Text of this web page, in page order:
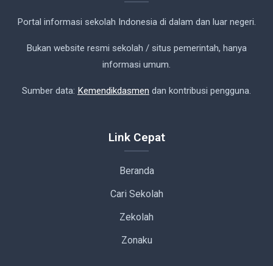
Portal informasi sekolah Indonesia di dalam dan luar negeri.
Bukan website resmi sekolah / situs pemerintah, hanya
informasi umum.
Sumber data: Kemendikdasmen dan kontribusi pengguna.
Link Cepat
Beranda
Cari Sekolah
Zekolah
Zonaku